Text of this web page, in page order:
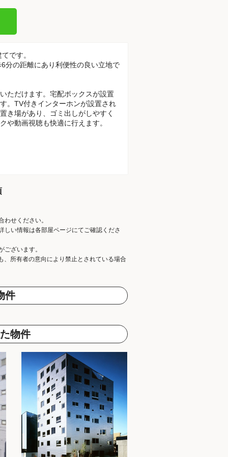
です。
分の距離にあり利便性の良い立地で
ただけます。宅配ボックスが設置
。TV付きインターホンが設置され
き場があり、ゴミ出しがしやすく
や動画視聴も快適に行えます。
せください。
い情報は各部屋ページにてご確認くださ
ざいます。
所有者の意向により禁止とされている場合
件
物件